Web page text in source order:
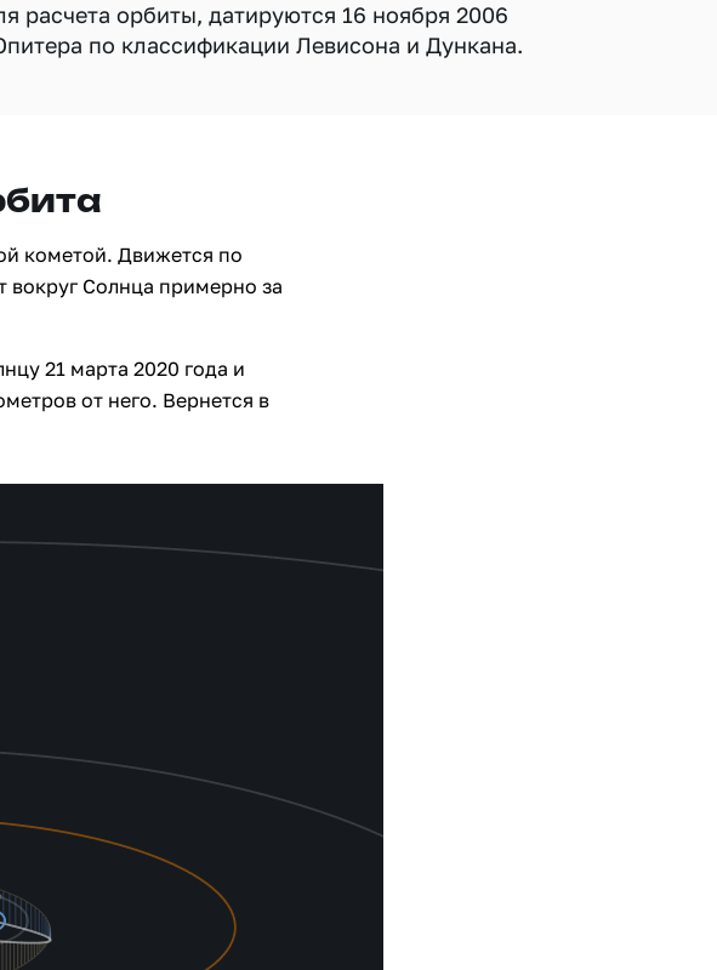
расчета орбиты, датируются 16 ноября 2006
по классификации Левисона и Дункана.
кометой. Движется по
вокруг Солнца примерно за
21 марта 2020 года и
от него. Вернется в